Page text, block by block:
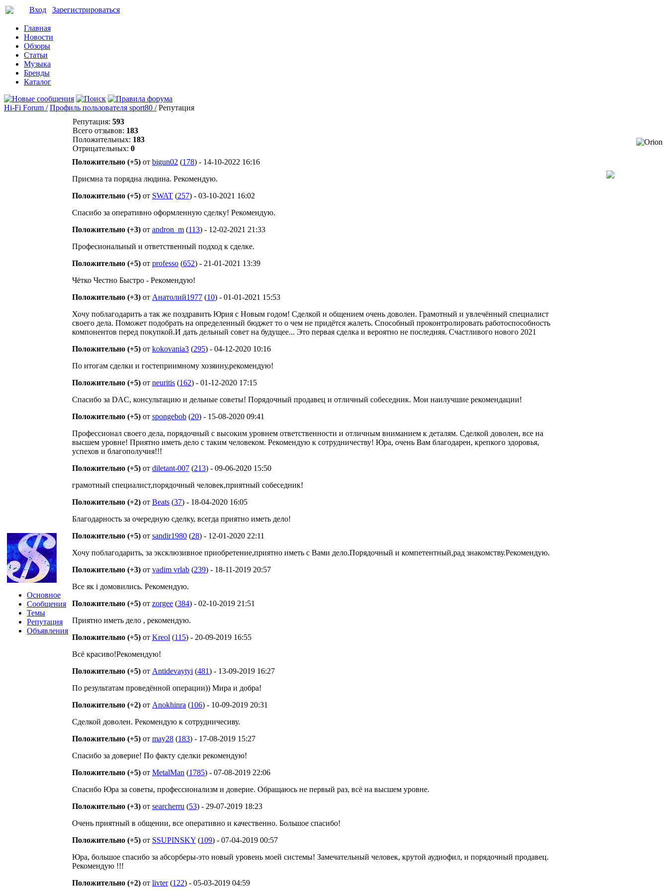
Вход Зарегистрироваться
Главная
Новости
Обзоры
Статьи
Музыка
Бренды
Каталог
Hi-Fi Forum / Профиль пользователя sport80 / Репутация
Основное
Сообщения
Темы
Репутация
Объявления
Репутация: 593
Всего отзывов: 183
Положительных: 183
Отрицательных: 0
Положительно (+5) от bigun02 (178) - 14-10-2022 16:16
Приємна та порядна людина. Рекомендую.
Положительно (+5) от SWAT (257) - 03-10-2021 16:02
Спасибо за оперативно оформленную сделку! Рекомендую.
Положительно (+3) от andron_m (113) - 12-02-2021 21:33
Професиональный и ответственный подход к сделке.
Положительно (+5) от professo (652) - 21-01-2021 13:39
Чётко Честно Быстро - Рекомендую!
Положительно (+3) от Анатолий1977 (10) - 01-01-2021 15:53
Хочу поблагодарить а так же поздравить Юрия с Новым годом! Сделкой и общением очень доволен. Грамотный и увлечённый специалист
своего дела. Поможет подобрать на определенный бюджет то о чем не придётся жалеть. Способный проконтролировать работоспособность
компонентов перед покупкой.И дать дельный совет на будущее... Это первая сделка и вероятно не последняя. Счастливого нового 2021
Положительно (+5) от kokovania3 (295) - 04-12-2020 10:16
По итогам сделки и гостеприимному хозяину,рекомендую!
Положительно (+5) от neuritis (162) - 01-12-2020 17:15
Спасибо за DAC, консультацию и дельные советы! Порядочный продавец и отличный собеседник. Мои наилучшие рекомендации!
Положительно (+5) от spongebob (20) - 15-08-2020 09:41
Профессионал своего дела, порядочный с высоким уровнем ответственности и отличным вниманием к деталям. Сделкой доволен, все на
высшем уровне! Приятно иметь дело с таким человеком. Рекомендую к сотрудничеству! Юра, очень Вам благодарен, крепкого здоровья,
успехов и благополучия!!!
Положительно (+5) от diletant-007 (213) - 09-06-2020 15:50
грамотный специалист,порядочный человек,приятный собеседник!
Положительно (+2) от Beats (37) - 18-04-2020 16:05
Благодарность за очередную сделку, всегда приятно иметь дело!
Положительно (+5) от sandir1980 (28) - 12-01-2020 22:11
Хочу поблагодарить, за эксклюзивное приобретение,приятно иметь с Вами дело.Порядочный и компетентный,рад знакомству.Рекомендую.
Положительно (+3) от vadim vrlab (239) - 18-11-2019 20:57
Все як і домовились. Рекомендую.
Положительно (+5) от zorgee (384) - 02-10-2019 21:51
Приятно иметь дело , рекомендую.
Положительно (+5) от Kreol (115) - 20-09-2019 16:55
Всё красиво!Рекомендую!
Положительно (+5) от Antidevaytyi (481) - 13-09-2019 16:27
По результатам проведённой операции)) Мира и добра!
Положительно (+2) от Anokhinra (106) - 10-09-2019 20:31
Сделкой доволен. Рекомендую к сотрудничесиву.
Положительно (+5) от may28 (183) - 17-08-2019 15:27
Спасибо за доверие! По факту сделки рекомендую!
Положительно (+5) от MetalMan (1785) - 07-08-2019 22:06
Спасибо Юра за советы, профессионализм и доверие. Обращаюсь не первый раз, всё на высшем уровне.
Положительно (+3) от searcherru (53) - 29-07-2019 18:23
Очень приятный в общении, все оперативно и качественно. Большое спасибо!
Положительно (+5) от SSUPINSKY (109) - 07-04-2019 00:57
Юра, большое спасибо за абсорберы-это новый уровень моей системы! Замечательный человек, крутой аудиофил, и порядочный продавец.
Рекомендую !!!
Положительно (+2) от livter(122) - 05-03-2019 04:59